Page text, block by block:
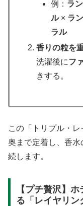
例： ラ
ル× ラ
ラル
香りの粒を
洗濯後にフ
きする。
この「トリプル・
奥まで定着し、香
続します。
【プチ贅沢】
る「レイヤリン